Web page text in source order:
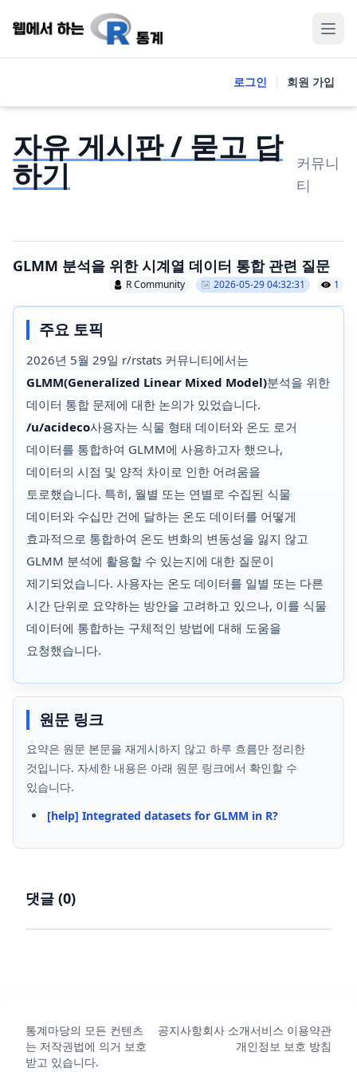
로그인 회원 가입
자유 게시판 / 묻고 답
하기
커뮤니
티
GLMM 분석을 위한 시계열 데이터 통합 관련 질문
R Community 2026-05-29 04:32:31 1
주요 토픽
2026년 5월 29일 r/rstats 커뮤니티에서는
GLMM(Generalized Linear Mixed Model)분석을 위한
데이터 통합 문제에 대한 논의가 있었습니다.
/u/acideco사용자는 식물 형태 데이터와 온도 로거
데이터를 통합하여 GLMM에 사용하고자 했으나,
데이터의 시점 및 양적 차이로 인한 어려움을
토로했습니다. 특히, 월별 또는 연별로 수집된 식물
데이터와 수십만 건에 달하는 온도 데이터를 어떻게
효과적으로 통합하여 온도 변화의 변동성을 잃지 않고
GLMM 분석에 활용할 수 있는지에 대한 질문이
제기되었습니다. 사용자는 온도 데이터를 일별 또는 다른
시간 단위로 요약하는 방안을 고려하고 있으나, 이를 식물
데이터에 통합하는 구체적인 방법에 대해 도움을
요청했습니다.
원문 링크
요약은 원문 본문을 재게시하지 않고 하루 흐름만 정리한
것입니다. 자세한 내용은 아래 원문 링크에서 확인할 수
있습니다.
[help] Integrated datasets for GLMM in R?
댓글 (0)
통계마당의 모든 컨텐츠
는 저작권법에 의거 보호
받고 있습니다.
공지사항회사 소개서비스 이용약관
개인정보 보호 방침